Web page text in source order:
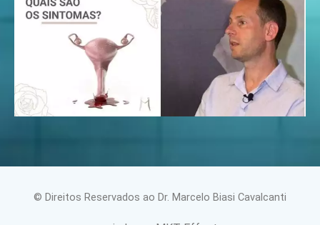
© Direitos Reservados ao Dr. Marcelo Biasi Cavalcanti